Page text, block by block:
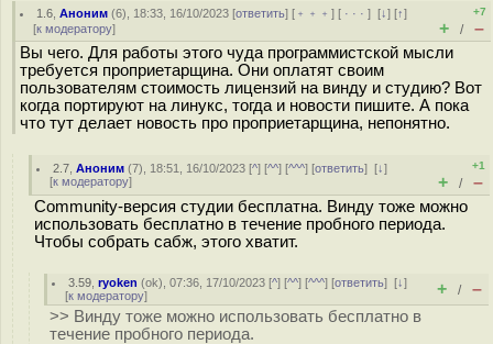
1.6 ,Аноним (6), 18:33, 16/10/2023 [ответить] [ ﹢﹢﹢] [ · · ·][↓] [↑]
[к модератору]
+7
+ / –
Вы чего. Для работы этого чуда программистской мысли
требуется проприетарщина. Они оплатят своим
пользователям стоимость лицензий на винду и студию? Вот
когда портируют на линукс, тогда и новости пишите. А пока
что тут делает новость про проприетарщина, непонятно.
2.7 ,Аноним (7), 18:51, 16/10/2023 [^] [^^] [^^^] [ответить][↓]
[к модератору]
+1
+ / –
Community-версия студии бесплатна. Винду тоже можно
использовать бесплатно в течение пробного периода.
Чтобы собрать сабж, этого хватит.
3.59 ,ryoken (ok), 07:36, 17/10/2023 [^] [^^] [^^^] [ответить][↓]
[к модератору] + / –
>> Винду тоже можно использовать бесплатно в
течение пробного периода.